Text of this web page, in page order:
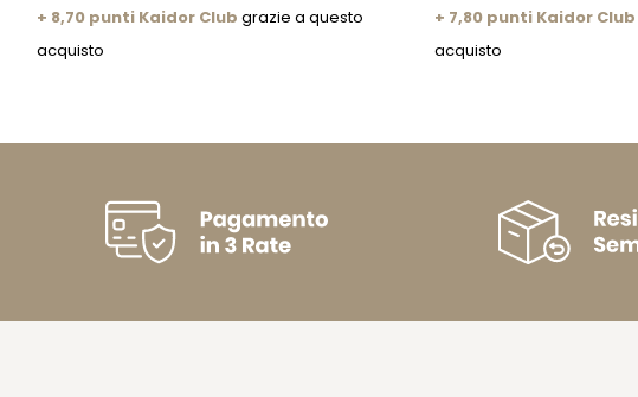
+ 8,70 punti Kaidor Club grazie a questo
acquisto
+ 7,80 punti Kaidor Club
acquisto